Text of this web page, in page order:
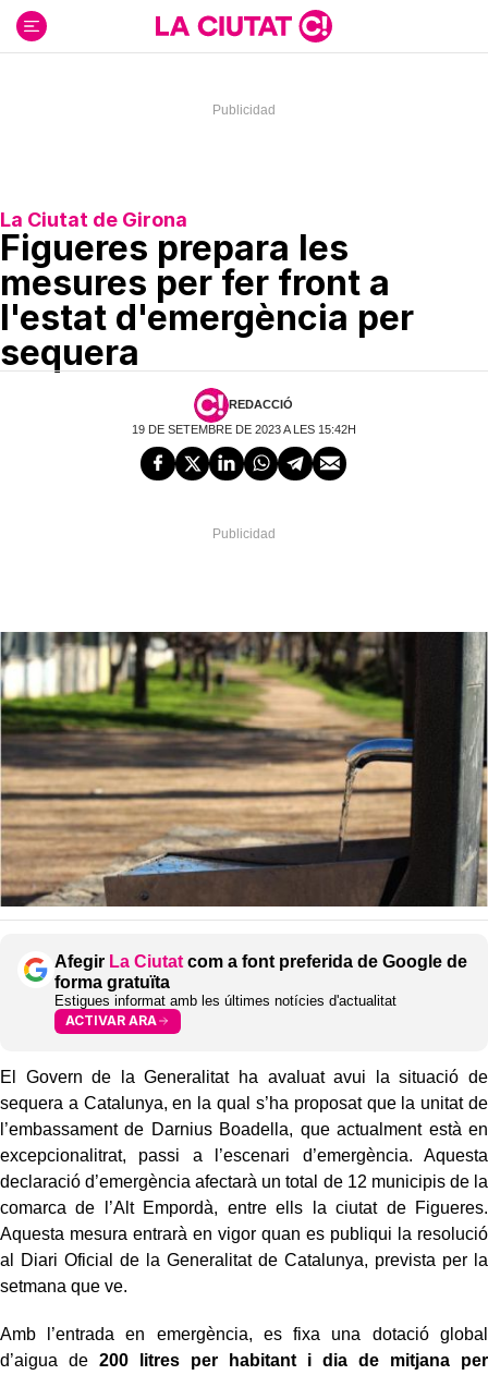
contenido
La Ciutat de Girona
Figueres prepara les
mesures per fer front a
l'estat d'emergència per
sequera
REDACCIÓ
19 DE SETEMBRE DE 2023 A LES 15:42H
Afegir La Ciutat com a font preferida de Google de
forma gratuïta
Estigues informat amb les últimes notícies d'actualitat
ACTIVAR ARA
El Govern de la Generalitat ha avaluat avui la situació de
sequera a Catalunya, en la qual s’ha proposat que la unitat de
l’embassament de Darnius Boadella, que actualment està en
excepcionalitrat, passi a l’escenari d’emergència. Aquesta
declaració d’emergència afectarà un total de 12 municipis de la
comarca de l’Alt Empordà, entre ells la ciutat de Figueres.
Aquesta mesura entrarà en vigor quan es publiqui la resolució
al Diari Oficial de la Generalitat de Catalunya, prevista per la
setmana que ve.
Amb l’entrada en emergència, es fixa una dotació global
d’aigua de 200 litres per habitant i dia de mitjana per